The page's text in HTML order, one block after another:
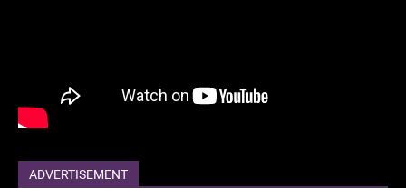
ADVERTISEMENT